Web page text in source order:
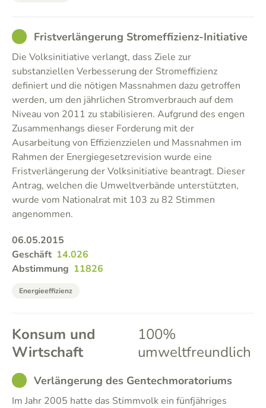
GOODFristverlängerung Stromeffizienz-Initiative
Die Volksinitiative verlangt, dass Ziele zur
substanziellen Verbesserung der Stromeffizienz
definiert und die nötigen Massnahmen dazu getroffen
werden, um den jährlichen Stromverbrauch auf dem
Niveau von 2011 zu stabilisieren. Aufgrund des engen
Zusammenhangs dieser Forderung mit der
Ausarbeitung von Effizienzzielen und Massnahmen im
Rahmen der Energiegesetzrevision wurde eine
Fristverlängerung der Volksinitiative beantragt. Dieser
Antrag, welchen die Umweltverbände unterstützten,
wurde vom Nationalrat mit 103 zu 82 Stimmen
angenommen.
06.05.2015
Geschäft 14.026
Abstimmung 11826
Energieeffizienz
Konsum und
Wirtschaft
100%
umweltfreundlich
GOODVerlängerung des Gentechmoratoriums
Im Jahr 2005 hatte das Stimmvolk ein fünfjähriges